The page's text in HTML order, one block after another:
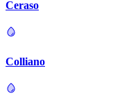
Ceraso
Colliano